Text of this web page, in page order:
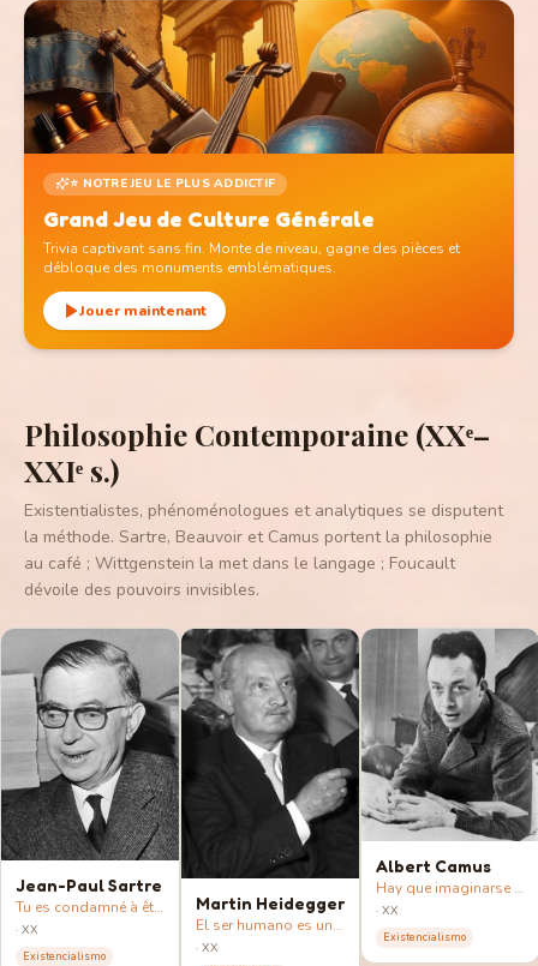
⭐ NOTRE JEU LE PLUS ADDICTIF
Grand Jeu de Culture Générale
Trivia captivant sans fin. Monte de niveau, gagne des pièces et
débloque des monuments emblématiques.
Jouer maintenant
Philosophie Contemporaine (XXᵉ–
XXIᵉ s.)
Existentialistes, phénoménologues et analytiques se disputent
la méthode. Sartre, Beauvoir et Camus portent la philosophie
au café ; Wittgenstein la met dans le langage ; Foucault
dévoile des pouvoirs invisibles.
Jean-Paul Sartre
Tu es condamné à être libre : même ne pas choisir est un choix.
· XX
Existencialismo
Martin Heidegger
El ser humano es un ser-para-la-muerte
· XX
Albert Camus
Hay que imaginarse a Sísifo feliz
· XX
Existencialismo